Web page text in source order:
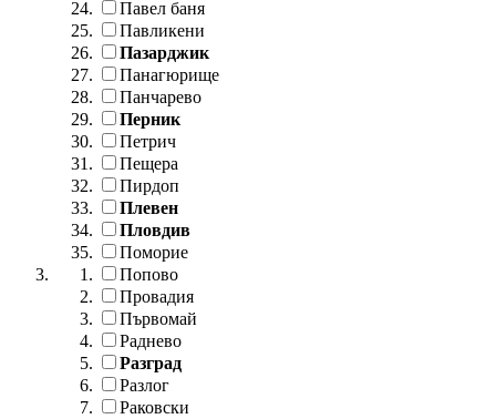
Павел баня
Павликени
Пазарджик
Панагюрище
Панчарево
Перник
Петрич
Пещера
Пирдоп
Плевен
Пловдив
Поморие
Попово
Провадия
Първомай
Раднево
Разград
Разлог
Раковски